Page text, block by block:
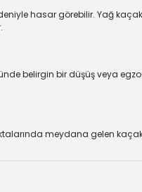
hasar görebilir. Yağ
belirgin bir düşüş veya
meydana gelen